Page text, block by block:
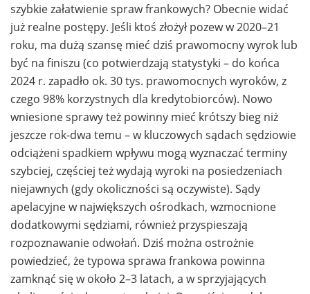
szybkie załatwienie spraw frankowych? Obecnie widać
już realne postępy. Jeśli ktoś złożył pozew w 2020–21
roku, ma dużą szansę mieć dziś prawomocny wyrok lub
być na finiszu (co potwierdzają statystyki – do końca
2024 r. zapadło ok. 30 tys. prawomocnych wyroków, z
czego 98% korzystnych dla kredytobiorców). Nowo
wniesione sprawy też powinny mieć krótszy bieg niż
jeszcze rok-dwa temu – w kluczowych sądach sędziowie
odciążeni spadkiem wpływu mogą wyznaczać terminy
szybciej, częściej też wydają wyroki na posiedzeniach
niejawnych (gdy okoliczności są oczywiste). Sądy
apelacyjne w największych ośrodkach, wzmocnione
dodatkowymi sędziami, również przyspieszają
rozpoznawanie odwołań. Dziś można ostrożnie
powiedzieć, że typowa sprawa frankowa powinna
zamknąć się w około 2–3 latach, a w sprzyjających